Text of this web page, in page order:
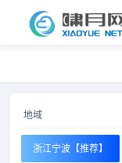
地域
浙江宁波【推荐】